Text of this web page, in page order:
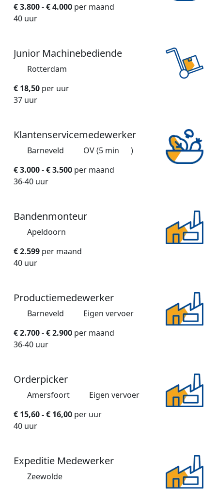
€ 3.800 - € 4.000 per maand
40 uur
Junior Machinebediende
Rotterdam
€ 18,50 per uur
37 uur
Klantenservicemedewerker
Barneveld OV (5 min
)
€ 3.000 - € 3.500 per maand
36-40 uur
Bandenmonteur
Apeldoorn
€ 2.599 per maand
40 uur
Productiemedewerker
Barneveld
Eigen vervoer
€ 2.700 - € 2.900 per maand
36-40 uur
Orderpicker
Amersfoort
Eigen vervoer
€ 15,60 - € 16,00 per uur
40 uur
Expeditie Medewerker
Zeewolde